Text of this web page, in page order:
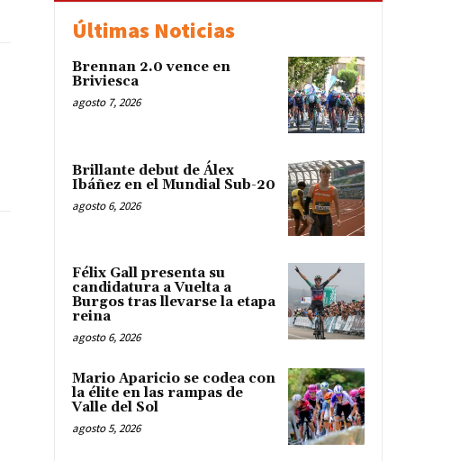
Últimas Noticias
Brennan 2.0 vence en
Briviesca
agosto 7, 2026
Brillante debut de Álex
Ibáñez en el Mundial Sub-20
agosto 6, 2026
Félix Gall presenta su
candidatura a Vuelta a
Burgos tras llevarse la etapa
reina
agosto 6, 2026
Mario Aparicio se codea con
la élite en las rampas de
Valle del Sol
agosto 5, 2026